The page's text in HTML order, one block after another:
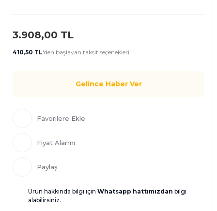
3.908,00 TL
410,50 TL'den başlayan taksit seçenekleri!
Gelince Haber Ver
Fiyat Alarmı
Paylaş
Ürün hakkında bilgi için Whatsapp hattımızdan bilgi
alabilirsiniz.